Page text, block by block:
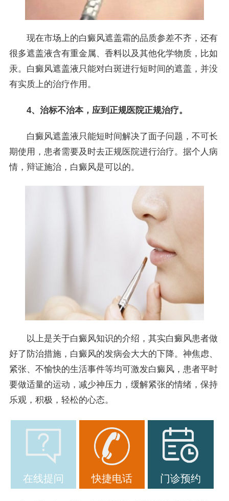
现在市场上的白癜风遮盖霜的品质参差不齐，还有
很多遮盖液含有重金属、香料以及其他化学物质，比如
汞。白癜风遮盖液只能对白斑进行短时间的遮盖，并没
有实质上的治疗作用。
4、治标不治本，应到正规医院正规治疗。
白癜风遮盖液只能短时间解决了面子问题，不可长
期使用，患者需要及时去正规医院进行治疗。据个人病
情，辩证施治，白癜风是可以的。
以上是关于白癜风知识的介绍，其实白癜风患者做
好了防治措施，白癜风的发病会大大的下降。神焦虑、
紧张、不愉快的生活事件等均可激发白癜风，患者平时
要做适量的运动，减少神压力，缓解紧张的情绪，保持
乐观，积极，轻松的心态。
在线提问 快捷电话 门诊预约